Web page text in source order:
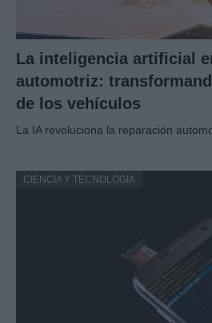
La inteligencia artificial
automotriz:
de los vehículos
La IA revoluciona la reparación
CIENCIA Y TECNOLOGÍA